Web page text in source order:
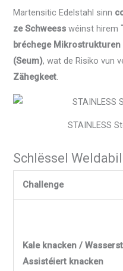
Martensitic Edelstahl sinn
ze Schweess wéinst hirem
bréchege
(Seum), wat de Risiko vun
Zähegkeet.
STAINLESS
Schlëssel
Challenge
Kale knacken /
Assistéiert knacken